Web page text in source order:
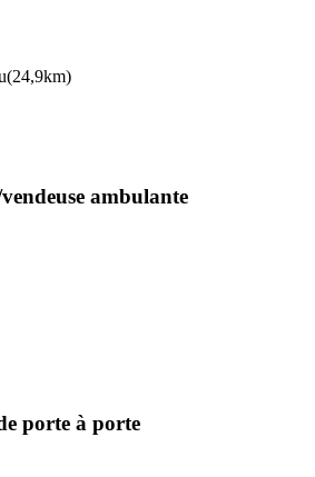
(24,9km)
ambulante
porte à porte